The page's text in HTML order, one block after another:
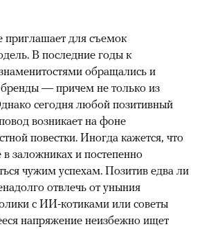
приглашает для съемок
В последние годы к
обращались и
бренды — причем не только из
сегодня любой позитивный
возникает на фоне
повестки. Иногда кажется, что
заложниках и постепенно
чужим успехам. Позитив едва ли
отвлечь от уныния
с ИИ-котиками или советы
напряжение неизбежно ищет